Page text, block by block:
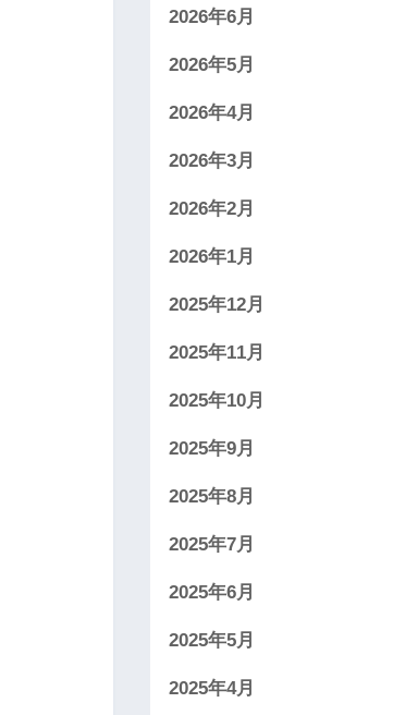
2026年6月
2026年5月
2026年4月
2026年3月
2026年2月
2026年1月
2025年12月
2025年11月
2025年10月
2025年9月
2025年8月
2025年7月
2025年6月
2025年5月
2025年4月